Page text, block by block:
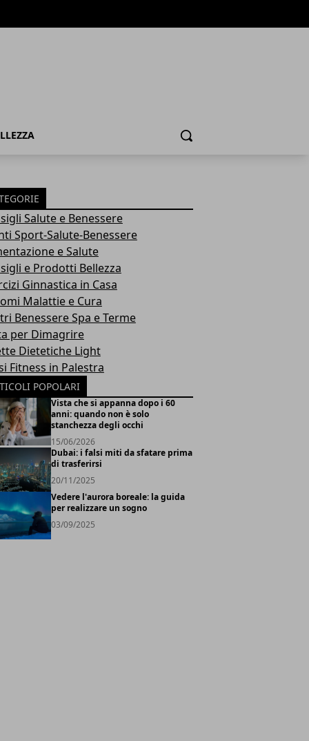
Cerca
Salute e Benessere
Sport-Salute-Benessere
e Salute
e Prodotti Bellezza
Ginnastica in Casa
Malattie e Cura
Benessere Spa e Terme
per Dimagrire
Dietetiche Light
Fitness in Palestra
POPOLARI
Vista che si appanna dopo i 60
anni: quando non è solo
stanchezza degli occhi
15/06/2026
Dubai: i falsi miti da sfatare prima
di trasferirsi
20/11/2025
Vedere l'aurora boreale: la guida
per realizzare un sogno
03/09/2025